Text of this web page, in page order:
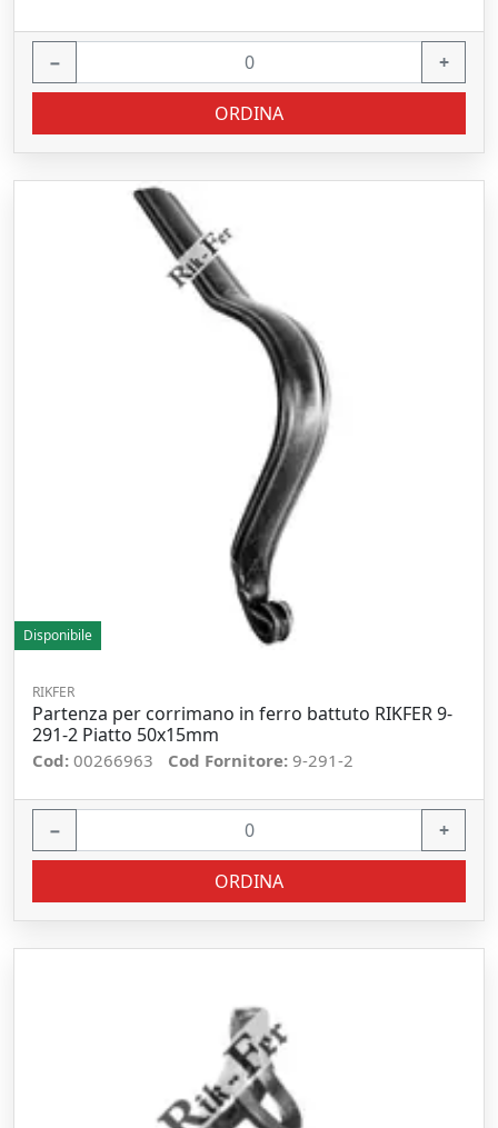
− +
ORDINA
Disponibile
RIKFER
Partenza per corrimano in ferro battuto RIKFER 9-
291-2 Piatto 50x15mm
Cod: 00266963 Cod Fornitore: 9-291-2
− +
ORDINA